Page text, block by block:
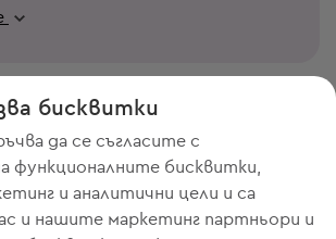
бисквитки
да се съгласите с
функционалните бисквитки,
и аналитични цели и са
и нашите маркетинг партньори и